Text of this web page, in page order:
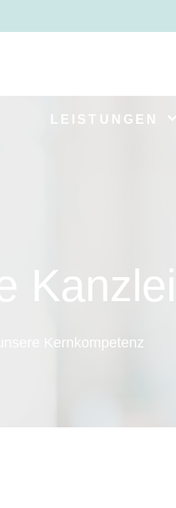
LEISTUNGEN
Kanzlei
Kernkompetenz